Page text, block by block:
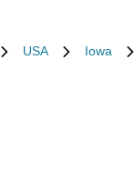
USA Iowa